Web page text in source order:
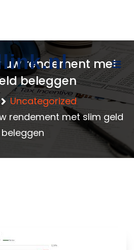
uw rendement met
beleggen
Uncategorized
rendement met slim geld
beleggen